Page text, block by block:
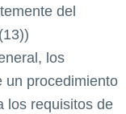
del
los
un procedimiento
los requisitos de